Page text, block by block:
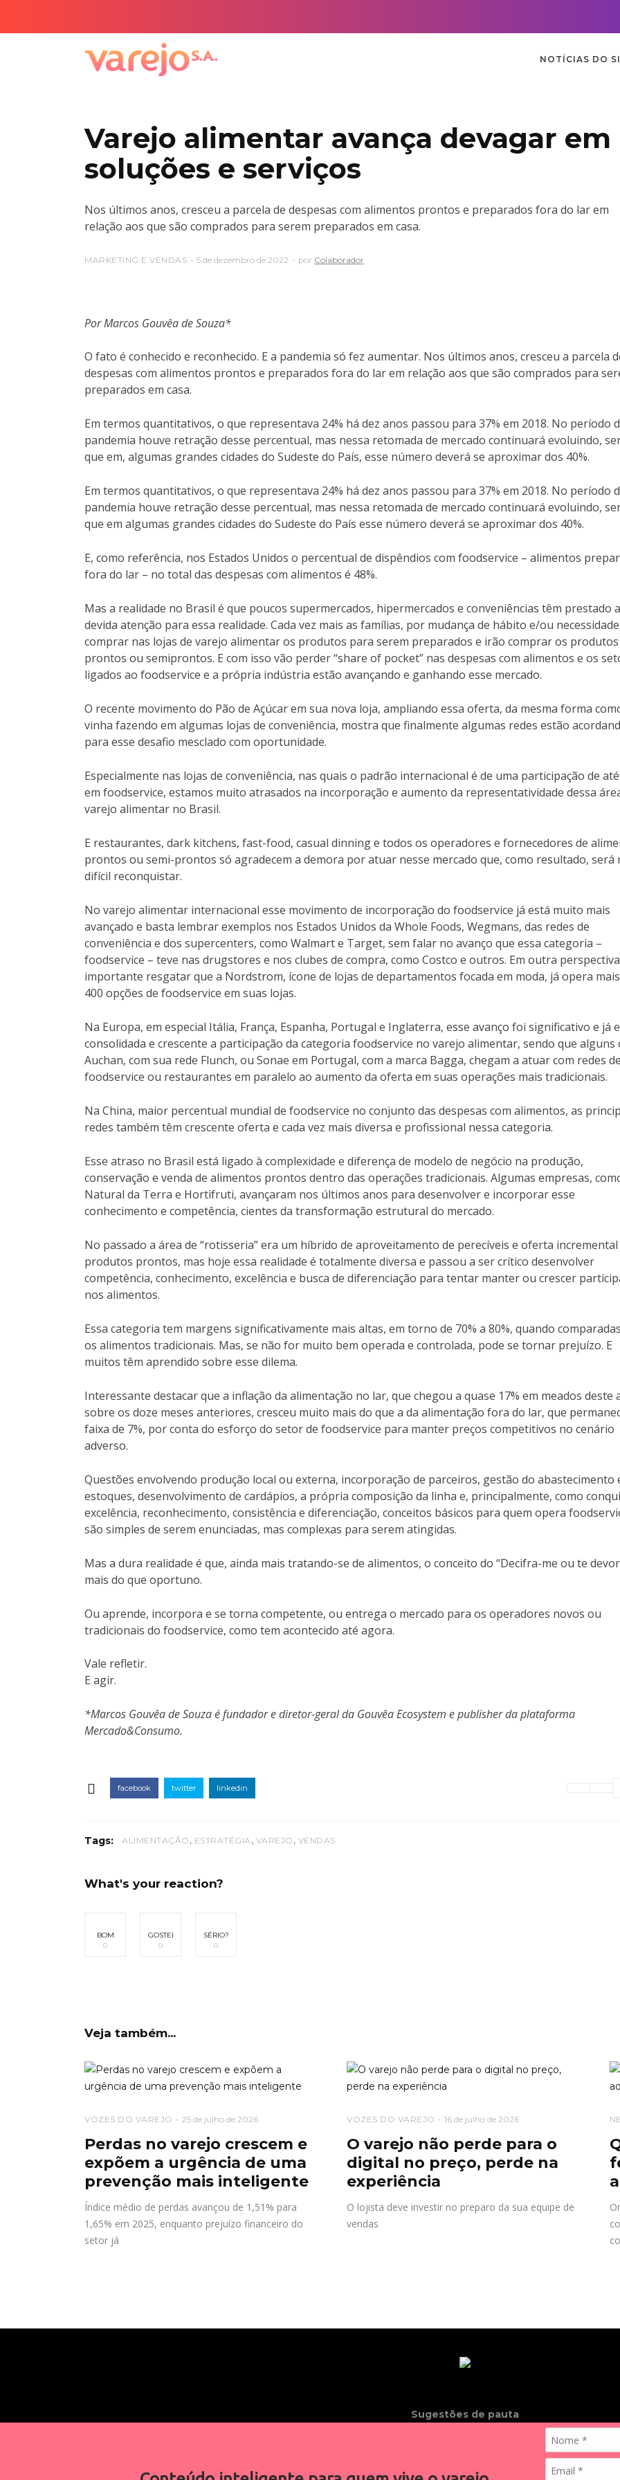
NOTÍCIAS DO
Varejo alimentar avança devagar em
soluções e serviços
Nos últimos anos, cresceu a parcela de despesas com alimentos prontos e preparados fora do lar em
relação aos que são comprados para serem preparados em casa.
MARKETING E VENDAS 5 de dezembro de 2022 por Colaborador
Por Marcos Gouvêa de Souza*
O fato é conhecido e reconhecido. E a pandemia só fez aumentar. Nos últimos anos, cresceu a parcela
despesas com alimentos prontos e preparados fora do lar em relação aos que são comprados para
preparados em casa.
Em termos quantitativos, o que representava 24% há dez anos passou para 37% em 2018. No período
pandemia houve retração desse percentual, mas nessa retomada de mercado continuará evoluindo,
que em, algumas grandes cidades do Sudeste do País, esse número deverá se aproximar dos 40%.
Em termos quantitativos, o que representava 24% há dez anos passou para 37% em 2018. No período
pandemia houve retração desse percentual, mas nessa retomada de mercado continuará evoluindo,
que em algumas grandes cidades do Sudeste do País esse número deverá se aproximar dos 40%.
E, como referência, nos Estados Unidos o percentual de dispêndios com foodservice – alimentos
fora do lar – no total das despesas com alimentos é 48%.
Mas a realidade no Brasil é que poucos supermercados, hipermercados e conveniências têm prestado a
devida atenção para essa realidade. Cada vez mais as famílias, por mudança de hábito e/ou
comprar nas lojas de varejo alimentar os produtos para serem preparados e irão comprar os produtos
prontos ou semiprontos. E com isso vão perder “share of pocket” nas despesas com alimentos e os
ligados ao foodservice e a própria indústria estão avançando e ganhando esse mercado.
O recente movimento do Pão de Açúcar em sua nova loja, ampliando essa oferta, da mesma forma
vinha fazendo em algumas lojas de conveniência, mostra que finalmente algumas redes estão
para esse desafio mesclado com oportunidade.
Especialmente nas lojas de conveniência, nas quais o padrão internacional é de uma participação de até
em foodservice, estamos muito atrasados na incorporação e aumento da representatividade dessa
varejo alimentar no Brasil.
E restaurantes, dark kitchens, fast-food, casual dinning e todos os operadores e fornecedores de
prontos ou semi-prontos só agradecem a demora por atuar nesse mercado que, como resultado, será
difícil reconquistar.
No varejo alimentar internacional esse movimento de incorporação do foodservice já está muito mais
avançado e basta lembrar exemplos nos Estados Unidos da Whole Foods, Wegmans, das redes de
conveniência e dos supercenters, como Walmart e Target, sem falar no avanço que essa categoria –
foodservice – teve nas drugstores e nos clubes de compra, como Costco e outros. Em outra
importante resgatar que a Nordstrom, ícone de lojas de departamentos focada em moda, já opera
400 opções de foodservice em suas lojas.
Na Europa, em especial Itália, França, Espanha, Portugal e Inglaterra, esse avanço foi significativo e já
consolidada e crescente a participação da categoria foodservice no varejo alimentar, sendo que alguns
Auchan, com sua rede Flunch, ou Sonae em Portugal, com a marca Bagga, chegam a atuar com redes de
foodservice ou restaurantes em paralelo ao aumento da oferta em suas operações mais tradicionais.
Na China, maior percentual mundial de foodservice no conjunto das despesas com alimentos, as
redes também têm crescente oferta e cada vez mais diversa e profissional nessa categoria.
Esse atraso no Brasil está ligado à complexidade e diferença de modelo de negócio na produção,
conservação e venda de alimentos prontos dentro das operações tradicionais. Algumas empresas,
Natural da Terra e Hortifruti, avançaram nos últimos anos para desenvolver e incorporar esse
conhecimento e competência, cientes da transformação estrutural do mercado.
No passado a área de “rotisseria” era um híbrido de aproveitamento de perecíveis e oferta incremental
produtos prontos, mas hoje essa realidade é totalmente diversa e passou a ser crítico desenvolver
competência, conhecimento, excelência e busca de diferenciação para tentar manter ou crescer
nos alimentos.
Essa categoria tem margens significativamente mais altas, em torno de 70% a 80%, quando
os alimentos tradicionais. Mas, se não for muito bem operada e controlada, pode se tornar prejuízo. E
muitos têm aprendido sobre esse dilema.
Interessante destacar que a inflação da alimentação no lar, que chegou a quase 17% em meados deste
sobre os doze meses anteriores, cresceu muito mais do que a da alimentação fora do lar, que
faixa de 7%, por conta do esforço do setor de foodservice para manter preços competitivos no cenário
adverso.
Questões envolvendo produção local ou externa, incorporação de parceiros, gestão do abastecimento
estoques, desenvolvimento de cardápios, a própria composição da linha e, principalmente, como
excelência, reconhecimento, consistência e diferenciação, conceitos básicos para quem opera
são simples de serem enunciadas, mas complexas para serem atingidas.
Mas a dura realidade é que, ainda mais tratando-se de alimentos, o conceito do “Decifra-me ou te
mais do que oportuno.
Ou aprende, incorpora e se torna competente, ou entrega o mercado para os operadores novos ou
tradicionais do foodservice, como tem acontecido até agora.
Vale refletir.
E agir.
*Marcos Gouvêa de Souza é fundador e diretor-geral da Gouvêa Ecosystem e publisher da plataforma
Mercado&Consumo.
facebook twitter linkedin
Tags: ALIMENTAÇÃO , ESTRATÉGIA, VAREJO , VENDAS
What's your reaction?
BOM
0
GOSTEI
0
SÉRIO?
0
Veja também...
VOZES DO VAREJO 25 de julho de 2026
Perdas no varejo crescem e
expõem a urgência de uma
prevenção mais inteligente
Índice médio de perdas avançou de 1,51% para
1,65% em 2025, enquanto prejuízo financeiro do
setor já
VOZES DO VAREJO 16 de julho de 2026
O varejo não perde para o
digital no preço, perde na
experiência
O lojista deve investir no preparo da sua equipe de
vendas
Sugestões de pauta